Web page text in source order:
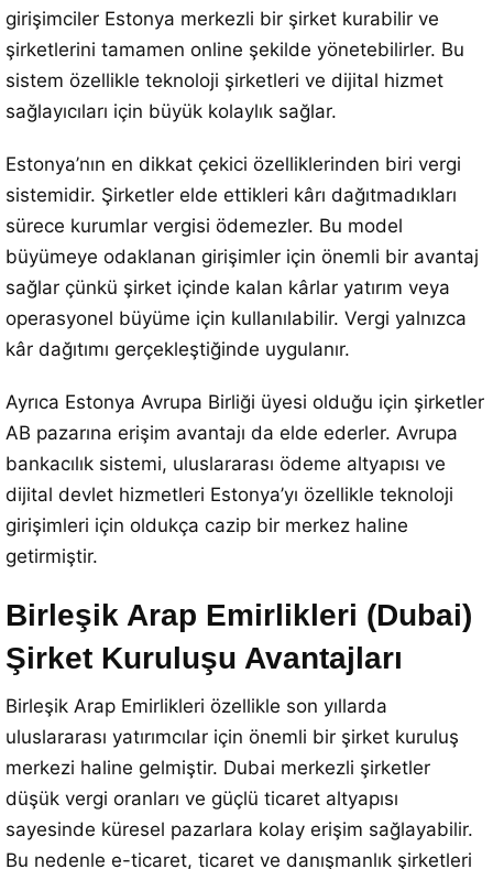
girişimciler Estonya merkezli bir şirket kurabilir ve
şirketlerini tamamen online şekilde yönetebilirler. Bu
sistem özellikle teknoloji şirketleri ve dijital hizmet
sağlayıcıları için büyük kolaylık sağlar.
Estonya’nın en dikkat çekici özelliklerinden biri vergi
sistemidir. Şirketler elde ettikleri kârı dağıtmadıkları
sürece kurumlar vergisi ödemezler. Bu model
büyümeye odaklanan girişimler için önemli bir avantaj
sağlar çünkü şirket içinde kalan kârlar yatırım veya
operasyonel büyüme için kullanılabilir. Vergi yalnızca
kâr dağıtımı gerçekleştiğinde uygulanır.
Ayrıca Estonya Avrupa Birliği üyesi olduğu için şirketler
AB pazarına erişim avantajı da elde ederler. Avrupa
bankacılık sistemi, uluslararası ödeme altyapısı ve
dijital devlet hizmetleri Estonya’yı özellikle teknoloji
girişimleri için oldukça cazip bir merkez haline
getirmiştir.
Birleşik Arap Emirlikleri (Dubai)
Şirket Kuruluşu Avantajları
Birleşik Arap Emirlikleri özellikle son yıllarda
uluslararası yatırımcılar için önemli bir şirket kuruluş
merkezi haline gelmiştir. Dubai merkezli şirketler
düşük vergi oranları ve güçlü ticaret altyapısı
sayesinde küresel pazarlara kolay erişim sağlayabilir.
Bu nedenle e-ticaret, ticaret ve danışmanlık şirketleri